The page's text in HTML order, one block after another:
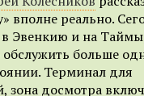
вполне реально.
Эвенкию и на
больше
Терминал для
зона досмотра